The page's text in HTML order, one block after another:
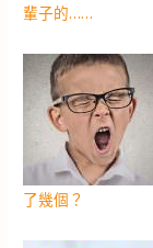
輩子的……
了幾個？